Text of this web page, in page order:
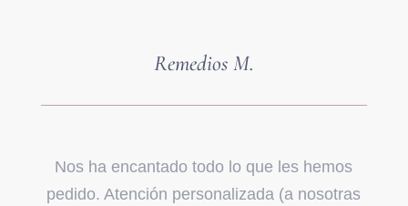
Remedios M.
Nos ha encantado todo lo que les hemos
pedido. Atención personalizada (a nosotras